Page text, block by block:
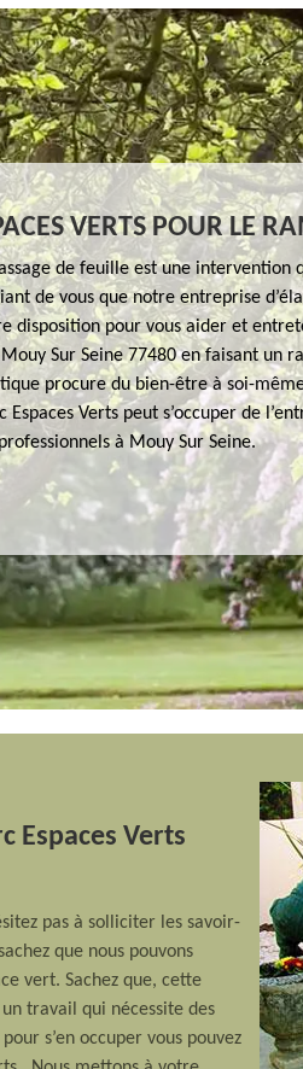
VERTS POUR LE
de feuille est une intervention
de vous que notre entreprise
disposition pour vous aider et
Sur Seine 77480 en faisant un
procure du bien-être à soi-
Verts peut s’occuper de
à Mouy Sur Seine.
Espaces Verts
pas à solliciter les savoir-
que nous pouvons
vert. Sachez que, cette
travail qui nécessite des
s’en occuper vous pouvez